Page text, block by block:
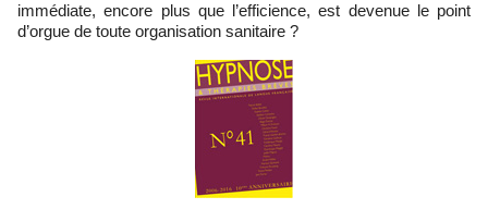
immédiate, encore plus que l’efficience, est devenue le point
d’orgue de toute organisation sanitaire ?